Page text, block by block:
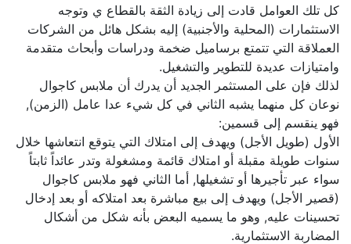
كل تلك العوامل قادت إلى زيادة الثقة بالقطاع ي وتوجه
الاستثمارات (المحلية والأجنبية) إليه بشكل هائل من الشركات
العملاقة التي تتمتع برساميل ضخمة ودراسات وأبحاث متقدمة
وامتيازات عديدة للتطوير والتشغيل.
لذلك فإن على المستثمر الجديد أن يدرك أن ملابس كاجوال
نوعان كل منهما يشبه الثاني في كل شيء عدا عامل (الزمن),
فهو ينقسم إلى قسمين:
الأول (طويل الأجل) ويهدف إلى امتلاك التي يتوقع انتعاشها خلال
سنوات طويلة مقبلة أو امتلاك قائمة ومشغولة وتدر عائداً ثابتاً
سواء عبر تأجيرها أو تشغيلها, أما الثاني فهو ملابس كاجوال
(قصير الأجل) ويهدف إلى بيع مباشرة بعد امتلاكه أو بعد إدخال
تحسينات عليه, وهو ما يسميه البعض بأنه شكل من أشكال
المضاربة الاستثمارية.